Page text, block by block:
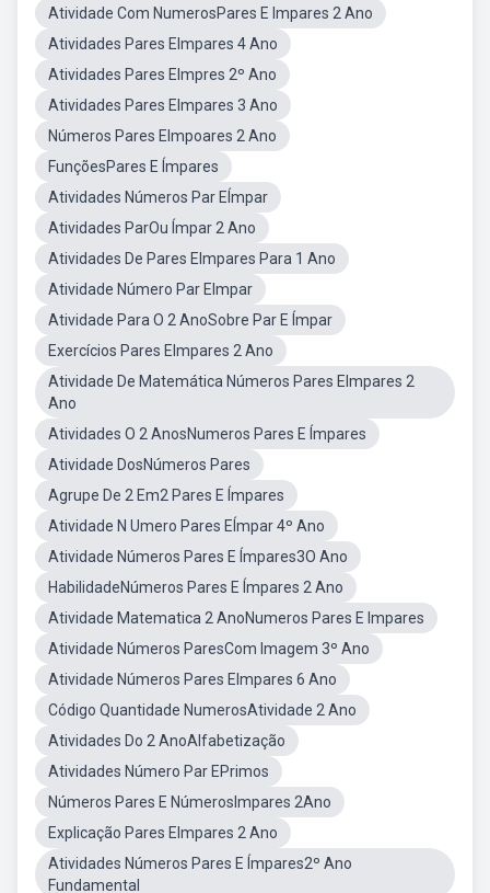
Atividade Com NumerosPares E Impares 2 Ano
Atividades Pares EImpares 4 Ano
Atividades Pares EImpres 2º Ano
Atividades Pares EImpares 3 Ano
Números Pares EImpoares 2 Ano
FunçõesPares E Ímpares
Atividades Números Par EÍmpar
Atividades ParOu Ímpar 2 Ano
Atividades De Pares EImpares Para 1 Ano
Atividade Número Par EImpar
Atividade Para O 2 AnoSobre Par E Ímpar
Exercícios Pares EImpares 2 Ano
Atividade De Matemática Números Pares EImpares 2
Ano
Atividades O 2 AnosNumeros Pares E Ímpares
Atividade DosNúmeros Pares
Agrupe De 2 Em2 Pares E Ímpares
Atividade N Umero Pares EÍmpar 4º Ano
Atividade Números Pares E Ímpares3O Ano
HabilidadeNúmeros Pares E Ímpares 2 Ano
Atividade Matematica 2 AnoNumeros Pares E Impares
Atividade Números ParesCom Imagem 3º Ano
Atividade Números Pares EImpares 6 Ano
Código Quantidade NumerosAtividade 2 Ano
Atividades Do 2 AnoAlfabetização
Atividades Número Par EPrimos
Números Pares E NúmerosImpares 2Ano
Explicação Pares EImpares 2 Ano
Atividades Números Pares E Ímpares2º Ano
Fundamental